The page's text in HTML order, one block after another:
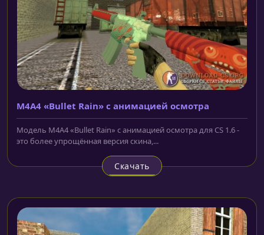
M4A4 «Bullet Rain» с анимацией осмотра
Модель M4A4 «Bullet Rain» с анимацией осмотра для CS 1.6 -
это более упрощённая версия скина,...
Скачать